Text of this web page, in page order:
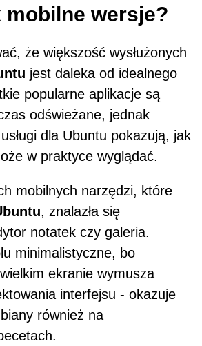
mobilne wersje?
że większość wysłużonych
jest daleka od idealnego
popularne aplikacje są
odświeżane, jednak
dla Ubuntu pokazują, jak
w praktyce wyglądać.
mobilnych narzędzi, które
, znalazła się
notatek czy galeria.
minimalistyczne, bo
ekranie wymusza
interfejsu - okazuje
również na